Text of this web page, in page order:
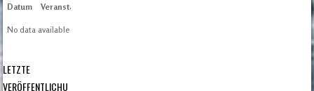
Datum Veranstaltung
No data available in table
LETZTE
VERÖFFENTLICHU